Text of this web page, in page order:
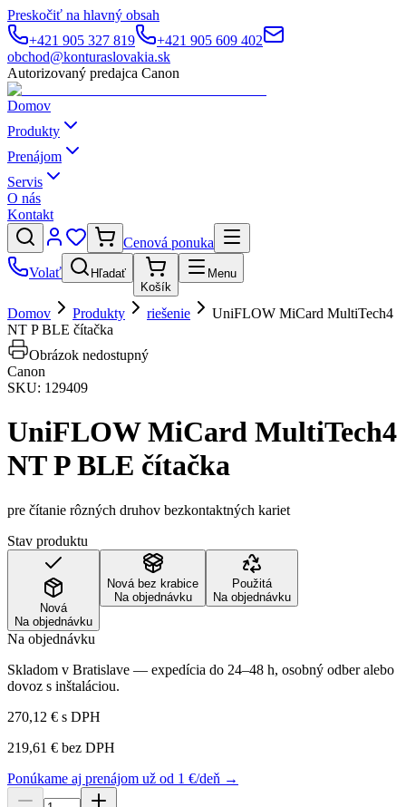
Preskočiť na hlavný obsah
+421 905 327 819
+421 905 609 402
obchod@konturaslovakia.sk
Autorizovaný predajca Canon
Domov
Produkty
Prenájom
Servis
O nás
Kontakt
Cenová ponuka
Volať
Hľadať
Košík
Menu
Domov Produkty riešenie
UniFLOW MiCard MultiTech4
NT P BLE čítačka
Obrázok nedostupný
Canon
SKU: 129409
UniFLOW MiCard MultiTech4
NT P BLE čítačka
pre čítanie rôzných druhov bezkontaktných kariet
Stav produktu
Nová
Na objednávku
Nová bez krabice
Na objednávku
Použitá
Na objednávku
Na objednávku
Skladom v Bratislave — expedícia do 24–48 h, osobný odber alebo
dovoz s inštaláciou.
270,12 € s DPH
219,61 € bez DPH
Ponúkame aj prenájom už od 1 €/deň →